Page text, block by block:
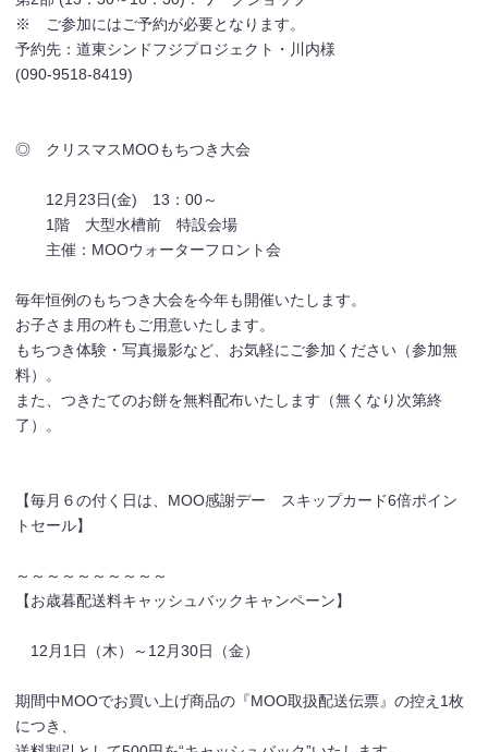
※ ご参加にはご予約が必要となります。
予約先：道東シンドフジプロジェクト・川内様
(090-9518-8419)
◎ クリスマスMOOもちつき大会
12月23日(金) 13：00～
1階 大型水槽前 特設会場
主催：MOOウォーターフロント会
毎年恒例のもちつき大会を今年も開催いたします。
お子さま用の杵もご用意いたします。
もちつき体験・写真撮影など、お気軽にご参加ください（参加無
料）。
また、つきたてのお餅を無料配布いたします（無くなり次第終
了）。
【毎月６の付く日は、MOO感謝デー スキップカード6倍ポイン
トセール】
～～～～～～～～～～
【お歳暮配送料キャッシュバックキャンペーン】
12月1日（木）～12月30日（金）
期間中MOOでお買い上げ商品の『MOO取扱配送伝票』の控え1枚
につき、